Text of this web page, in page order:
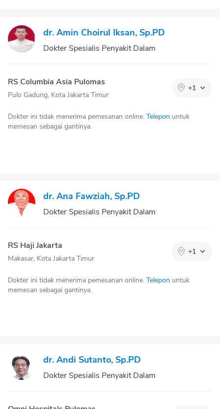
dr. Amin Choirul Iksan, Sp.PD
Dokter Spesialis Penyakit Dalam
RS Columbia Asia Pulomas
Pulo Gadung, Kota Jakarta Timur
+1
Dokter ini tidak menerima pemesanan online. Telepon untuk
memesan sebagai gantinya.
dr. Ana Fawziah, Sp.PD
Dokter Spesialis Penyakit Dalam
RS Haji Jakarta
Makasar, Kota Jakarta Timur
+1
Dokter ini tidak menerima pemesanan online. Telepon untuk
memesan sebagai gantinya.
dr. Andi Sutanto, Sp.PD
Dokter Spesialis Penyakit Dalam